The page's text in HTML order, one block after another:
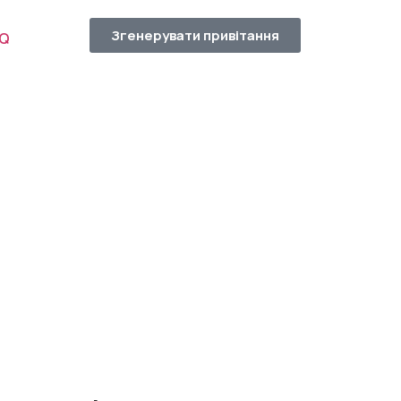
Згенерувати привітання